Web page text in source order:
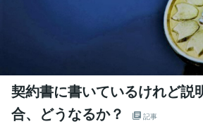
契約書に書いているけれど説
合、どうなるか？
記事